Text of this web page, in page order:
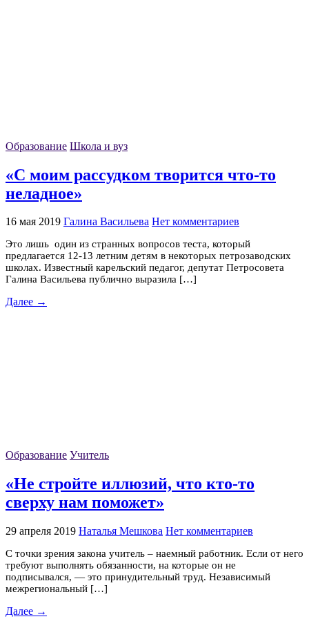
Образование Школа и вуз
«С моим рассудком творится что-то
неладное»
16 мая 2019 Галина Васильева Нет комментариев
Это лишь один из странных вопросов теста, который
предлагается 12-13 летним детям в некоторых петрозаводских
школах. Известный карельский педагог, депутат Петросовета
Галина Васильева публично выразила […]
Далее →
Образование Учитель
«Не стройте иллюзий, что кто-то
сверху нам поможет»
29 апреля 2019 Наталья Мешкова Нет комментариев
С точки зрения закона учитель – наемный работник. Если от него
требуют выполнять обязанности, на которые он не
подписывался, — это принудительный труд. Независимый
межрегиональный […]
Далее →